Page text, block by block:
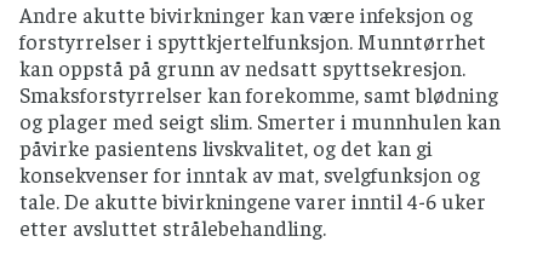
Andre akutte bivirkninger kan være infeksjon og
forstyrrelser i spyttkjertelfunksjon. Munntørrhet
kan oppstå på grunn av nedsatt spyttsekresjon.
Smaksforstyrrelser kan forekomme, samt blødning
og plager med seigt slim. Smerter i munnhulen kan
påvirke pasientens livskvalitet, og det kan gi
konsekvenser for inntak av mat, svelgfunksjon og
tale. De akutte bivirkningene varer inntil 4-6 uker
etter avsluttet strålebehandling.